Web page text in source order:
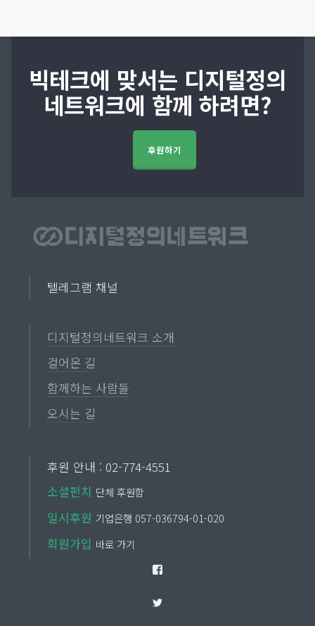
빅테크에 맞서는 디지털정의
네트워크에 함께 하려면?
후원하기
텔레그램 채널
디지털정의네트워크 소개
걸어온 길
함께하는 사람들
오시는 길
후원 안내 : 02-774-4551
소셜펀치 단체 후원함
일시후원 기업은행 057-036794-01-020
회원가입 바로 가기
Facebook
Twitter